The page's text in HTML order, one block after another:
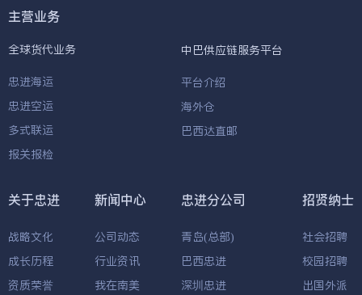
主营业务
全球货代业务
忠进海运
忠进空运
多式联运
报关报检
中巴供应链服务平台
平台介绍
海外仓
巴西达直邮
关于忠进
战略文化
成长历程
资质荣誉
新闻中心
公司动态
行业资讯
我在南美
忠进分公司
青岛(总部)
巴西忠进
深圳忠进
招贤纳士
社会招聘
校园招聘
出国外派